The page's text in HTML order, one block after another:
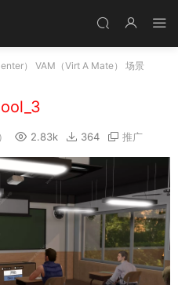
） VAM（Virt A Mate）
场景
2.83k 364 推广